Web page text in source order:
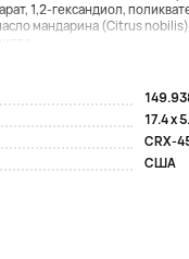
1,2-гександиол,
мандарина (Citrus
17.4 x
CRX-
США